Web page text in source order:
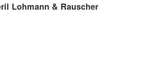
Lohmann & Rauscher